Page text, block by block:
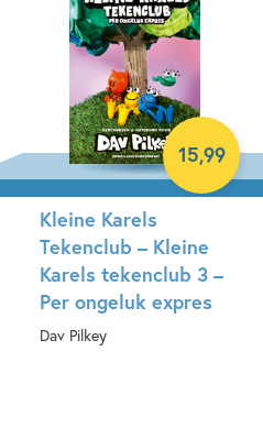
Prijs (oplopend)
Kleine Karels
Tekenclub – Kleine
Karels tekenclub 3 –
Per ongeluk expres
Dav Pilkey
15,99